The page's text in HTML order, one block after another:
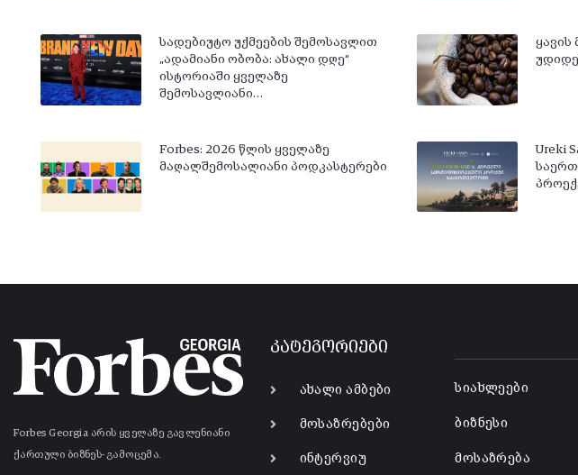
სადებიუტო უქმეების შემოსავლით
„ადამიანი ობობა: ახალი დღე“
ისტორიაში ყველაზე
შემოსავლიანი…
Forbes: 2026 წლის ყველაზე
მაღალშემოსალიანი პოდკასტერები
Ureki
Forbes Georgia არის ყველაზე გავლენიანი
ქართული ბიზნეს-გამოცემა.
კატეგორიები
ახალი ამბები
მოსაზრებები
ინტერვიუ
სიახლეები
ბიზნესი
მოსაზრება